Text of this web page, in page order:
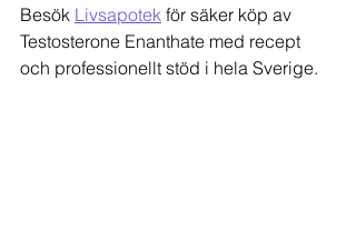
Besök Livsapotek för säker köp av
Testosterone Enanthate med recept
och professionellt stöd i hela Sverige.